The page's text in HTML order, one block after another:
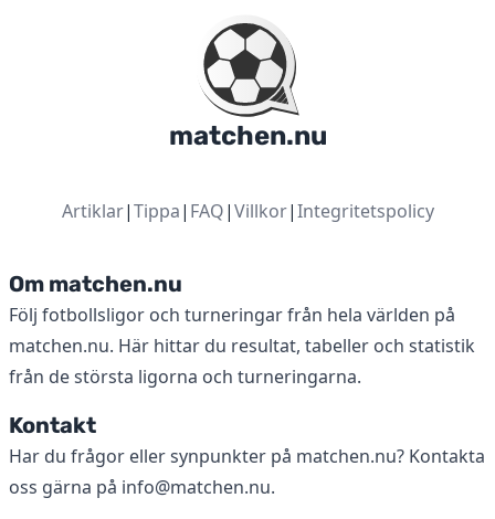
matchen.nu
Artiklar|Tippa| FAQ|Villkor|Integritetspolicy
Om matchen.nu
Följ fotbollsligor och turneringar från hela världen på
matchen.nu. Här hittar du resultat, tabeller och statistik
från de största ligorna och turneringarna.
Kontakt
Har du frågor eller synpunkter på matchen.nu? Kontakta
oss gärna på info@matchen.nu.